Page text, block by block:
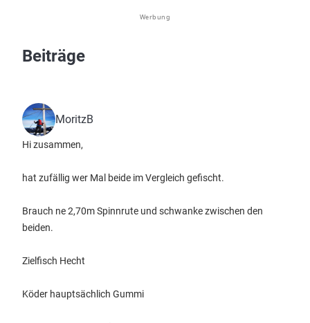
Werbung
Beiträge
MoritzB
Hi zusammen,
hat zufällig wer Mal beide im Vergleich gefischt.
Brauch ne 2,70m Spinnrute und schwanke zwischen den
beiden.
Zielfisch Hecht
Köder hauptsächlich Gummi